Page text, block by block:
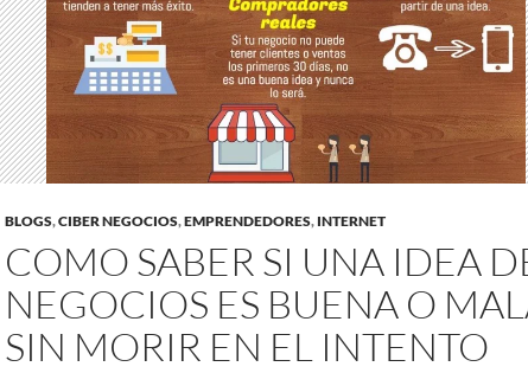
BLOGS,CIBER NEGOCIOS,EMPRENDEDORES, INTERNET
COMO SABER SI UNA IDEA
NEGOCIOS ES BUENA O
SIN MORIR EN EL INTENTO